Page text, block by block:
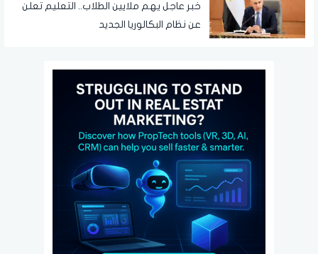
خبر عاجل يهم ملايين الطلاب.. التعليم تعلن
عن نظام البكالوريا الجديد